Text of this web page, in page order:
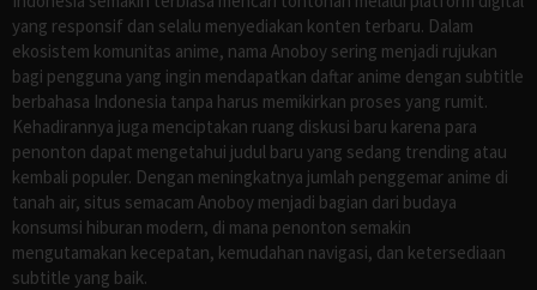
yang responsif dan selalu menyediakan konten terbaru. Dalam
ekosistem komunitas anime, nama Anoboy sering menjadi rujukan
bagi pengguna yang ingin mendapatkan daftar anime dengan subtitle
berbahasa Indonesia tanpa harus memikirkan proses yang rumit.
Kehadirannya juga menciptakan ruang diskusi baru karena para
penonton dapat mengetahui judul baru yang sedang trending atau
kembali populer. Dengan meningkatnya jumlah penggemar anime di
tanah air, situs semacam Anoboy menjadi bagian dari budaya
konsumsi hiburan modern, di mana penonton semakin
mengutamakan kecepatan, kemudahan navigasi, dan ketersediaan
subtitle yang baik.